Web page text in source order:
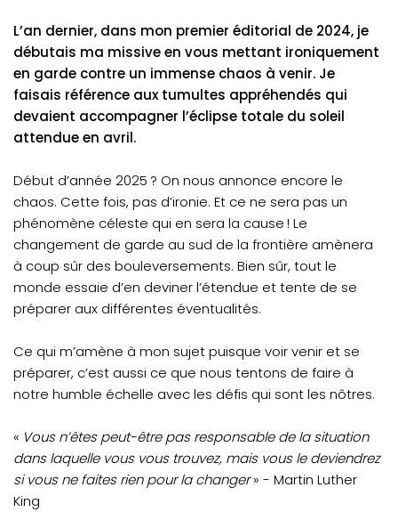
L’an dernier, dans mon premier éditorial de 2024, je
débutais ma missive en vous mettant ironiquement
en garde contre un immense chaos à venir. Je
faisais référence aux tumultes appréhendés qui
devaient accompagner l’éclipse totale du soleil
attendue en avril.
Début d’année 2025 ? On nous annonce encore le
chaos. Cette fois, pas d’ironie. Et ce ne sera pas un
phénomène céleste qui en sera la cause ! Le
changement de garde au sud de la frontière amènera
à coup sûr des bouleversements. Bien sûr, tout le
monde essaie d’en deviner l’étendue et tente de se
préparer aux différentes éventualités.
Ce qui m’amène à mon sujet puisque voir venir et se
préparer, c’est aussi ce que nous tentons de faire à
notre humble échelle avec les défis qui sont les nôtres.
« Vous n’êtes peut-être pas responsable de la situation
dans laquelle vous vous trouvez, mais vous le deviendrez
si vous ne faites rien pour la changer» - Martin Luther
King